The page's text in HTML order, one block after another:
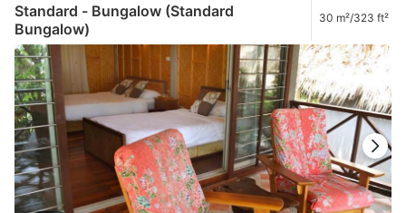
Standard - Bungalow (Standard
Bungalow)
30 m²/323 ft²